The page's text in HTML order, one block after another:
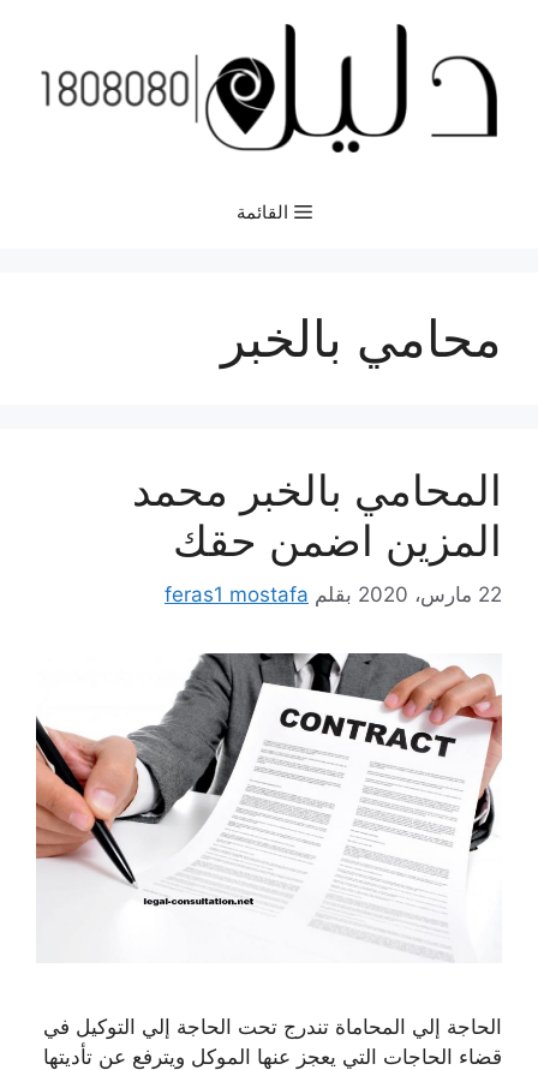
المحتوى
القائمة
محامي بالخبر
المحامي بالخبر محمد
المزين اضمن حقك
22 مارس، 2020 بقلم feras1 mostafa
الحاجة إلي المحاماة تندرج تحت الحاجة إلي التوكيل في
قضاء الحاجات التي يعجز عنها الموكل ويترفع عن تأديتها